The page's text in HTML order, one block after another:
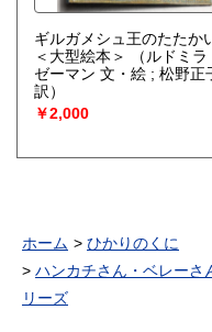
ギルガメシュ王のたたか
＜大型絵本＞
（ルドミラ
ゼーマン 文・絵 ; 松野正
訳）
￥2,000
ホーム
ひかりのくに
ハンカチさん・ベレー
リーズ